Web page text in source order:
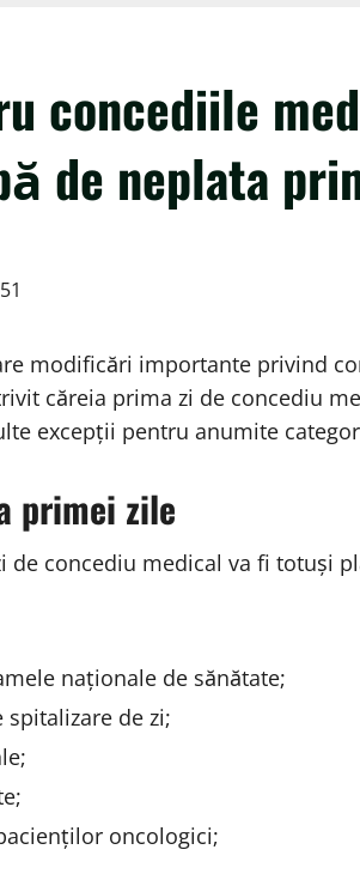
concediile
de neplata
modificări importante privind
căreia prima zi de concediu
excepții pentru anumite
primei zile
de concediu medical va fi totuși
naționale de sănătate;
de zi;
oncologici;